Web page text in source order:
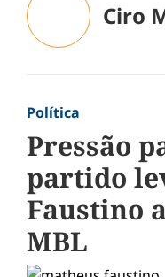
Ciro
Política
Pressão
partido
Faustino
MBL